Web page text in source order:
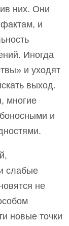
них. Они
и
Иногда
и уходят
выход.
многие
и
слабые
не
новые точки